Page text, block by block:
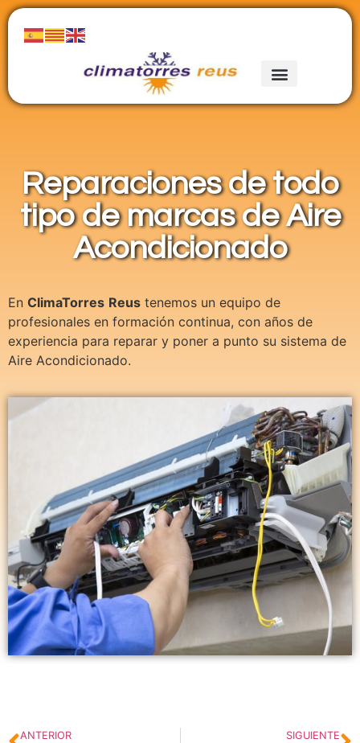
Reparaciones de todo
tipo de marcas de Aire
Acondicionado
En ClimaTorres Reus tenemos un equipo de
profesionales en formación continua, con años de
experiencia para reparar y poner a punto su sistema de
Aire Acondicionado.
ANTERIOR SIGUIENTE